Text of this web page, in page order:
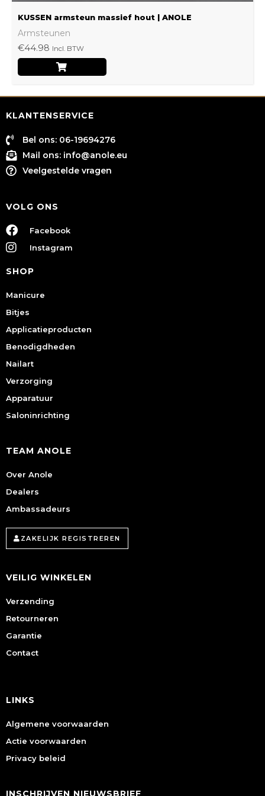
KUSSEN armsteun massief hout | ANOLE
Armsteunen
€44.98 Incl. BTW
KLANTENSERVICE
Bel ons: 06-19694276
Mail ons: info@anole.eu
Veelgestelde vragen
VOLG ONS
Facebook
Instagram
SHOP
Manicure
Bitjes
Applicatieproducten
Benodigdheden
Nailart
Verzorging
Apparatuur
Saloninrichting
TEAM ANOLE
Over Anole
Dealers
Ambassadeurs
ZAKELIJK REGISTREREN
VEILIG WINKELEN
Verzending
Retourneren
Garantie
Contact
LINKS
Algemene voorwaarden
Actie voorwaarden
Privacy beleid
INSCHRIJVEN NIEUWSBRIEF